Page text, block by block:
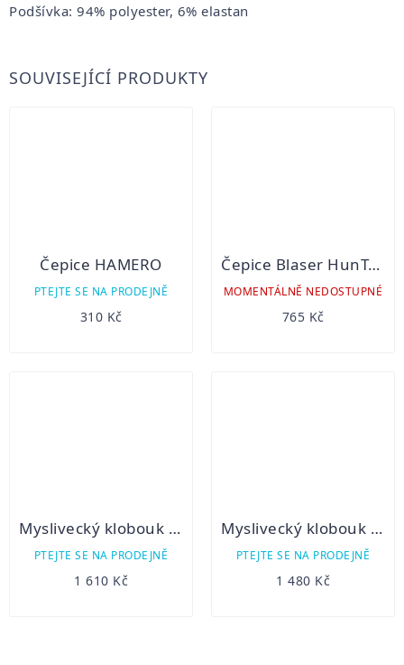
Podšívka: 94% polyester, 6% elastan
SOUVISEJÍCÍ PRODUKTY
Čepice HAMERO
PTEJTE SE NA PRODEJNĚ
310 Kč
Čepice Blaser HunTec Drain Beanie
MOMENTÁLNĚ NEDOSTUPNÉ
765 Kč
Myslivecký klobouk ADRIAN
PTEJTE SE NA PRODEJNĚ
1 610 Kč
Myslivecký klobouk HUGO
PTEJTE SE NA PRODEJNĚ
1 480 Kč